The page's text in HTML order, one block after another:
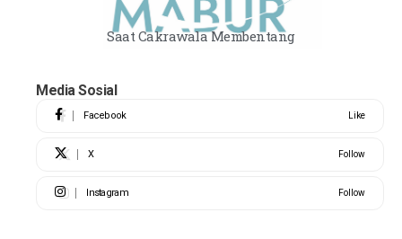
Saat Cakrawala Membentang
Media Sosial
Facebook Like
X Follow
Instagram Follow